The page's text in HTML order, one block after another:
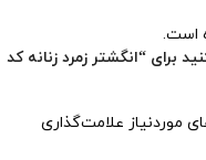
است.
برای “انگشتر زمرد زنانه کد
موردنیاز علامت‌گذاری